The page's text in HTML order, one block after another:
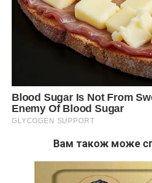
Вам також може